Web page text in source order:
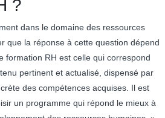
?
dans le domaine des ressources
que la réponse à cette question dépend
formation RH est celle qui correspond
pertinent et actualisé, dispensé par
des compétences acquises. Il est
un programme qui répond le mieux à